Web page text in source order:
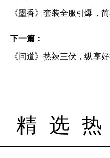
《墨香》套装全服引爆，
下一篇：
《问道》热辣三伏，纵享
精选